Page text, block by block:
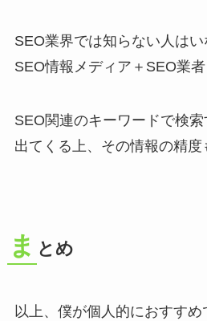
SEO業界では知らない人は
SEO情報メディア＋SEO業者
SEO関連のキーワードで検
出てくる上、その情報の精度
ま とめ
以上、僕が個人的におすすめ